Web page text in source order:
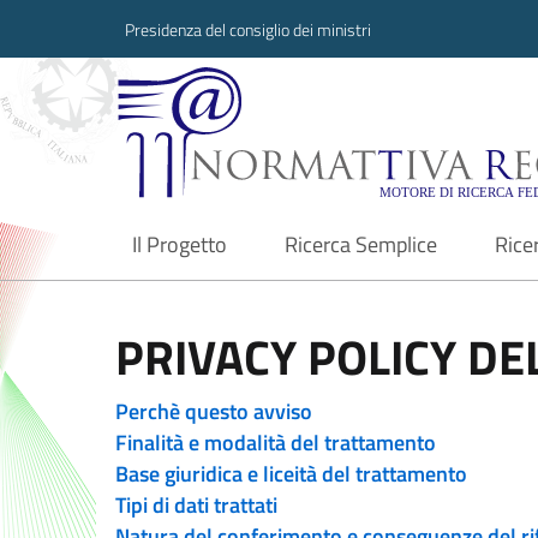
Presidenza del consiglio dei ministri
Normattiva
Il Progetto
current Ricerca Semplice
PRIVACY POLICY
Perchè questo avviso
Finalità e modalità del trattamento
Base giuridica e liceità del trattamento
Tipi di dati trattati